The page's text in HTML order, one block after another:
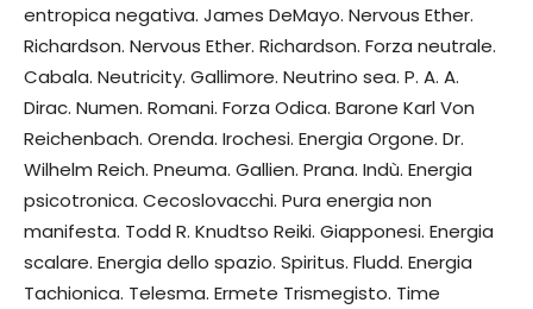
entropica negativa. James DeMayo. Nervous Ether.
Richardson. Nervous Ether. Richardson. Forza neutrale.
Cabala. Neutricity. Gallimore. Neutrino sea. P. A. A.
Dirac. Numen. Romani. Forza Odica. Barone Karl Von
Reichenbach. Orenda. Irochesi. Energia Orgone. Dr.
Wilhelm Reich. Pneuma. Gallien. Prana. Indù. Energia
psicotronica. Cecoslovacchi. Pura energia non
manifesta. Todd R. Knudtso Reiki. Giapponesi. Energia
scalare. Energia dello spazio. Spiritus. Fludd. Energia
Tachionica. Telesma. Ermete Trismegisto. Time